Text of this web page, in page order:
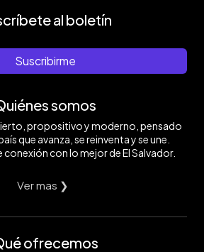
al boletín
Suscribirme
somos
propositivo y moderno, pensado
que avanza, se reinventa y se une.
con lo mejor de El Salvador.
Ver mas ❯
ofrecemos